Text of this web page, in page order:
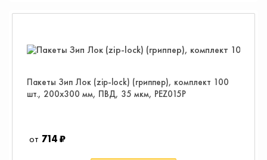
Пакеты Зип Лок (zip-lock) (гриппер), комплект 100
шт., 200х300 мм, ПВД, 35 мкм, PEZ015P
714 ₽